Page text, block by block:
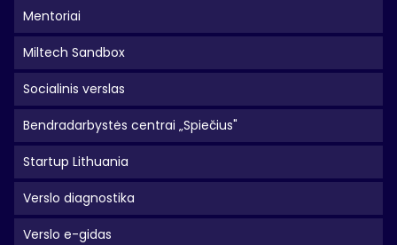
Mentoriai
Miltech Sandbox
Socialinis verslas
Bendradarbystės centrai „Spiečius"
Startup Lithuania
Verslo diagnostika
Verslo e-gidas